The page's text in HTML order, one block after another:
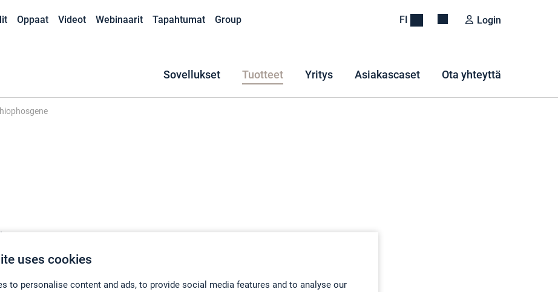
uses cookies
to personalise content and ads, to provide social media features and to analyse our
Oppaat Videot Webinaarit Tapahtumat Group FI Login
Sovellukset Tuotteet Yritys Asiakascaset Ota yhteyttä